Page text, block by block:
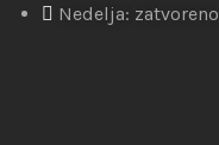
Nedelja: zatvoreno